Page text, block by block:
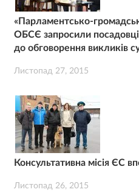
«Парламентсько-
ОБСЄ запросили
до обговорення викликів
Листопад 27, 2015
Консультативна місія ЄС
Листопад 26, 2015